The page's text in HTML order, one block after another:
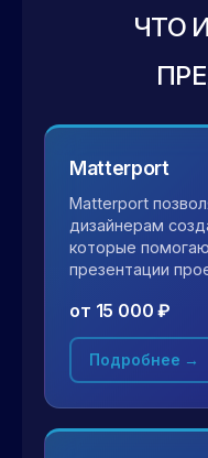
ЧТО
Matterport
Matterport
дизайнерам
которые
презентации
от 15 000 ₽
Подробнее →